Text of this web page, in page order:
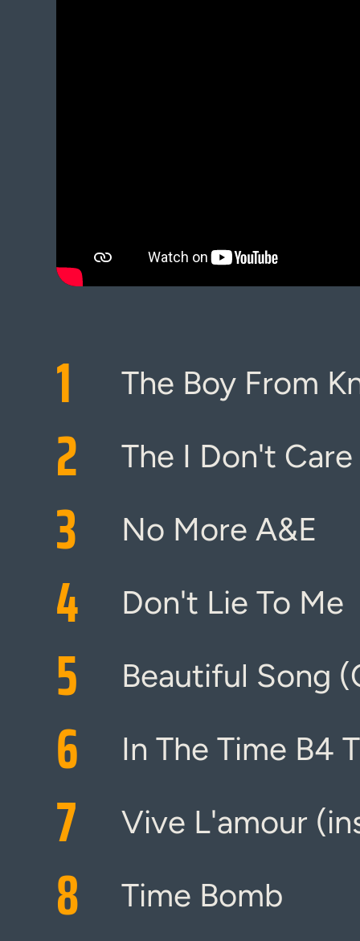
1 The Boy From
2 The I Don't
3 No More A&E
4 Don't Lie To Me
5 Beautiful Song
6 In The Time B4
7 Vive L'amour
8 Time Bomb